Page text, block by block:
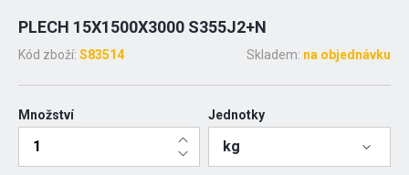
PLECH 15X1500X3000 S355J2+N
Kód zboží: S83514 Skladem: na objednávku
Množství Jednotky
kg